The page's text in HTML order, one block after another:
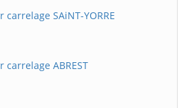
SAiNT-YORRE
ABREST